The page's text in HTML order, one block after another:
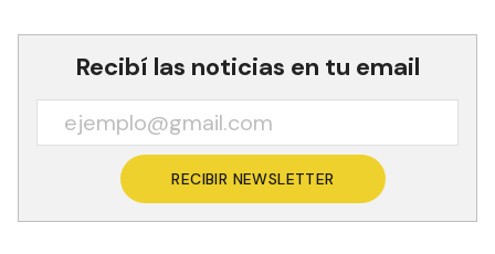
Recibí las noticias en tu email
RECIBIR NEWSLETTER